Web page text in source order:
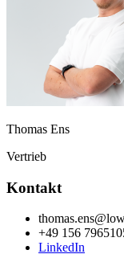
Thomas Ens
Vertrieb
Kontakt
+49 156
LinkedIn